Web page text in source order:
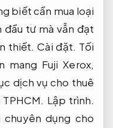
biết cần mua loại
đầu tư mà vẫn đạt
thiết.Cài đặt. Tối
mang Fuji Xerox,
dịch vụ cho thuê
Lập trình.
chuyên dụng cho